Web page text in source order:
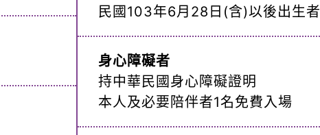
民國103年6月28日(含)以後出生者
身心障礙者
持中華民國身心障礙證明
本人及必要陪伴者1名免費入場